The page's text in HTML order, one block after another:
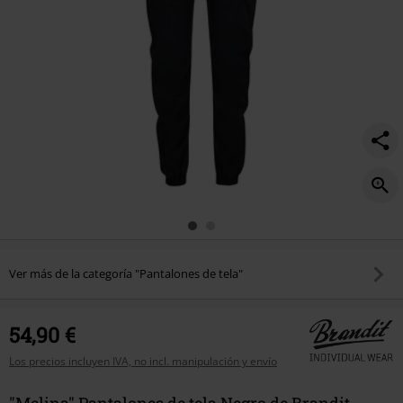
Ver más de la categoría "Pantalones de tela"
54,90 €
Los precios incluyen IVA, no incl. manipulación y envío